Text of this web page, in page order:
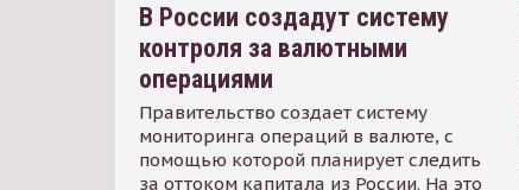
В России создадут систему
контроля за валютными
операциями
Правительство создает систему
мониторинга операций в валюте, с
помощью которой планирует следить
за оттоком капитала из России. На это